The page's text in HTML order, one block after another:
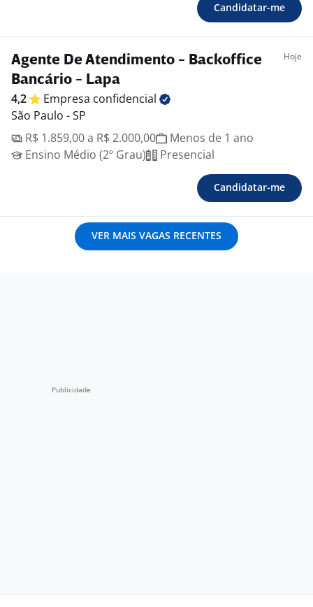
Candidatar-me
Agente De Atendimento - Backoffice
Bancário - Lapa
Hoje
4,2 Empresa confidencial
São Paulo - SP
R$ 1.859,00 a R$ 2.000,00
Menos de 1 ano
Ensino Médio (2º Grau)
Presencial
Candidatar-me
VER MAIS VAGAS RECENTES